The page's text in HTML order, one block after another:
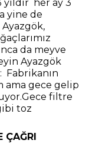
yıldır her ay 3
yine de
da meyve
Ayazgök
Fabrikanın
ama gece gelip
filtre
toz
ÇAĞRI